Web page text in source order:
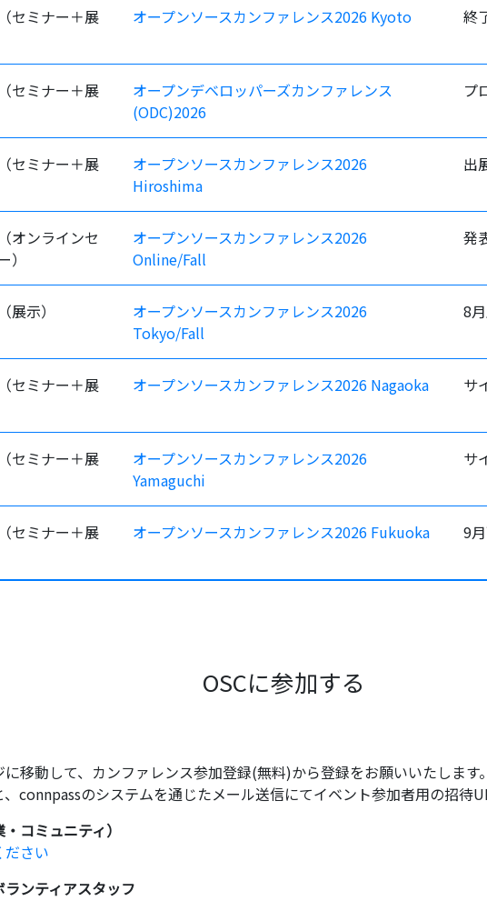
セミナー＋展
オープンソースカンファレンス2026 Kyoto 終
セミナー＋展
オープンデベロッパーズカンファレンス
(ODC)2026
プ
セミナー＋展
オープンソースカンファレンス2026
Hiroshima
出
オンラインセ
）
オープンソースカンファレンス2026
Online/Fall
発
展示）
オープンソースカンファレンス2026
Tokyo/Fall
8
セミナー＋展
オープンソースカンファレンス2026 Nagaoka サ
セミナー＋展
オープンソースカンファレンス2026
Yamaguchi
サ
セミナー＋展
オープンソースカンファレンス2026 Fukuoka 9
OSCに参加する
移動して、カンファレンス参加登録(無料)から登録をお願いいたします。
connpassのシステムを通じたメール送信にてイベント参加者用の招待
コミュニティ）
ださい
ンティアスタッフ